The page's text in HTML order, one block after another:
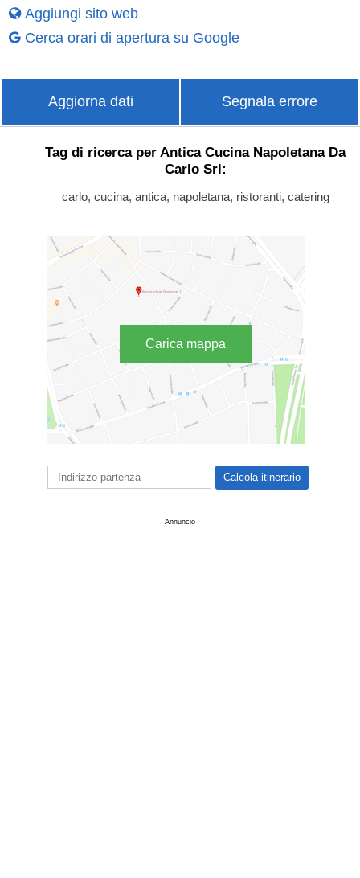
Aggiungi sito web
Cerca orari di apertura su Google
Aggiorna dati Segnala errore
Tag di ricerca per Antica Cucina Napoletana Da
Carlo Srl:
carlo, cucina, antica, napoletana, ristoranti, catering
Carica mappa
Annuncio